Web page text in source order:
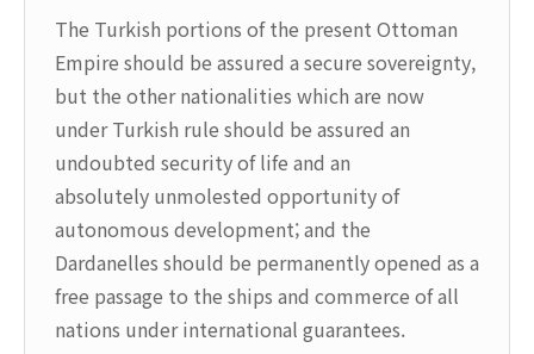
The Turkish portions of the present Ottoman
Empire should be assured a secure sovereignty,
but the other nationalities which are now
under Turkish rule should be assured an
undoubted security of life and an
absolutely unmolested opportunity of
autonomous development; and the
Dardanelles should be permanently opened as a
free passage to the ships and commerce of all
nations under international guarantees.